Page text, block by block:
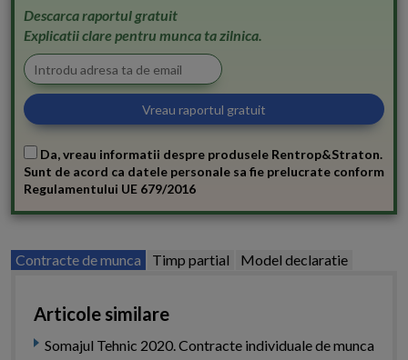
Descarca raportul gratuit
Explicatii clare pentru munca ta zilnica.
Da, vreau informatii despre produsele Rentrop&Straton.
Sunt de acord ca datele personale sa fie prelucrate conform
Regulamentului UE 679/2016
Contracte de munca Timp partial Model declaratie
Articole similare
Somajul Tehnic 2020. Contracte individuale de munca